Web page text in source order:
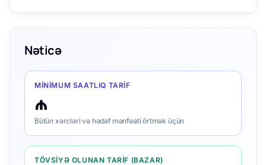
Nəticə
MINIMUM SAATLIQ TARIF
₼
Bütün xərcləri və hədəf mənfəəti örtmək üçün
TÖVSIYƏ OLUNAN TARIF (BAZAR)